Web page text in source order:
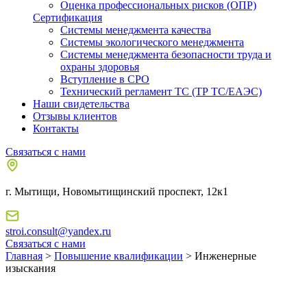
Оценка профессиональных рисков (ОПР)
Сертификация
Системы менеджмента качества
Системы экологического менеджмента
Системы менеджмента безопасности труда и
охраны здоровья
Вступление в СРО
Технический регламент ТС (ТР ТС/ЕАЭС)
Наши свидетельства
Отзывы клиентов
Контакты
Связаться с нами
г. Мытищи, Новомытищинский проспект, 12к1
stroi.consult@yandex.ru
Связаться с нами
Главная > Повышение квалификации > Инженерные
изыскания